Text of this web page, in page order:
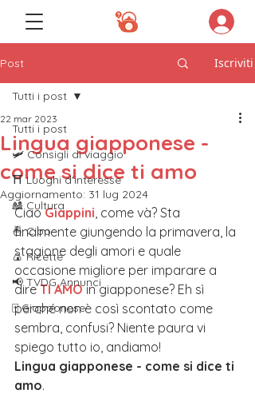
Post Iscriviti
Tutti i post
🛩️ Consigli di viaggio
⛩️ Luoghi d'interesse
🎎 Cultura
🍜 Cibo
🍙 Ricette
📢 TVDG Annunci
🀄️ Giapponese
Tutti i post
Lingua giapponese -
come si dice ti amo
22 mar 2023
Aggiornamento: 31 lug 2024
Ciao Giappini, come và? Sta
finalmente giungendo la primavera, la
stagione degli amori e quale
occasione migliore per imparare a
dire TI AMO in giapponese? Eh sì
perché non è così scontato come
sembra, confusi? Niente paura vi
spiego tutto io, andiamo!
Lingua giapponese - come si dice ti
amo.